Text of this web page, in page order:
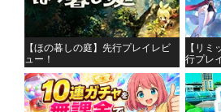
【ほの暮しの庭】先行プレイレビ
ュー！
【リミ
行プレ